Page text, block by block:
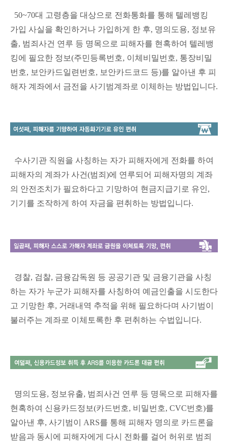
50~70대 고령층을 대상으로 전화통화를 통해 텔레뱅킹
가입 사실을 확인하거나 가입하게 한 후, 명의도용, 정보유
출, 범죄사건 연루 등 명목으로 피해자를 현혹하여 텔레뱅
킹에 필요한 정보(주민등록번호, 이체비밀번호, 통장비밀
번호, 보안카드일련번호, 보안카드코드 등)를 알아낸 후 피
해자 계좌에서 금전을 사기범계좌로 이체하는 방법입니다.
수사기관 직원을 사칭하는 자가 피해자에게 전화를 하여
피해자의 계좌가 사건(범죄)에 연루되어 피해자명의 계좌
의 안전조치가 필요하다고 기망하여 현금지급기로 유인,
기기를 조작하게 하여 자금을 편취하는 방법입니다.
경찰, 검찰, 금융감독원 등 공공기관 및 금융기관을 사칭
하는 자가 누군가 피해자를 사칭하여 예금인출을 시도한다
고 기망한 후, 거래내역 추적을 위해 필요하다며 사기범이
불러주는 계좌로 이체토록한 후 편취하는 수법입니다.
명의도용, 정보유출, 범죄사건 연루 등 명목으로 피해자를
현혹하여 신용카드정보(카드번호, 비밀번호, CVC번호)를
알아낸 후, 사기범이 ARS를 통해 피해자 명의로 카드론을
받음과 동시에 피해자에게 다시 전화를 걸어 허위로 범죄